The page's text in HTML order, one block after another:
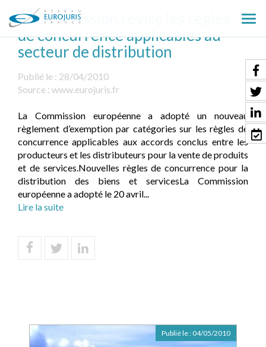
le
La Commission révise les règles
de concurrence applicables au
secteur de distribution
Publié le : 28/04/2010
Source : www.eurojuris.fr
La Commission européenne a adopté un nouveau
règlement d’exemption par catégories sur les règles de
concurrence applicables aux accords conclus entre les
producteurs et les distributeurs pour la vente de produits
et de services.Nouvelles règles de concurrence pour la
distribution des biens et servicesLa Commission
européenne a adopté le 20 avril...
Lire la suite
Publié le : 04/05/2010